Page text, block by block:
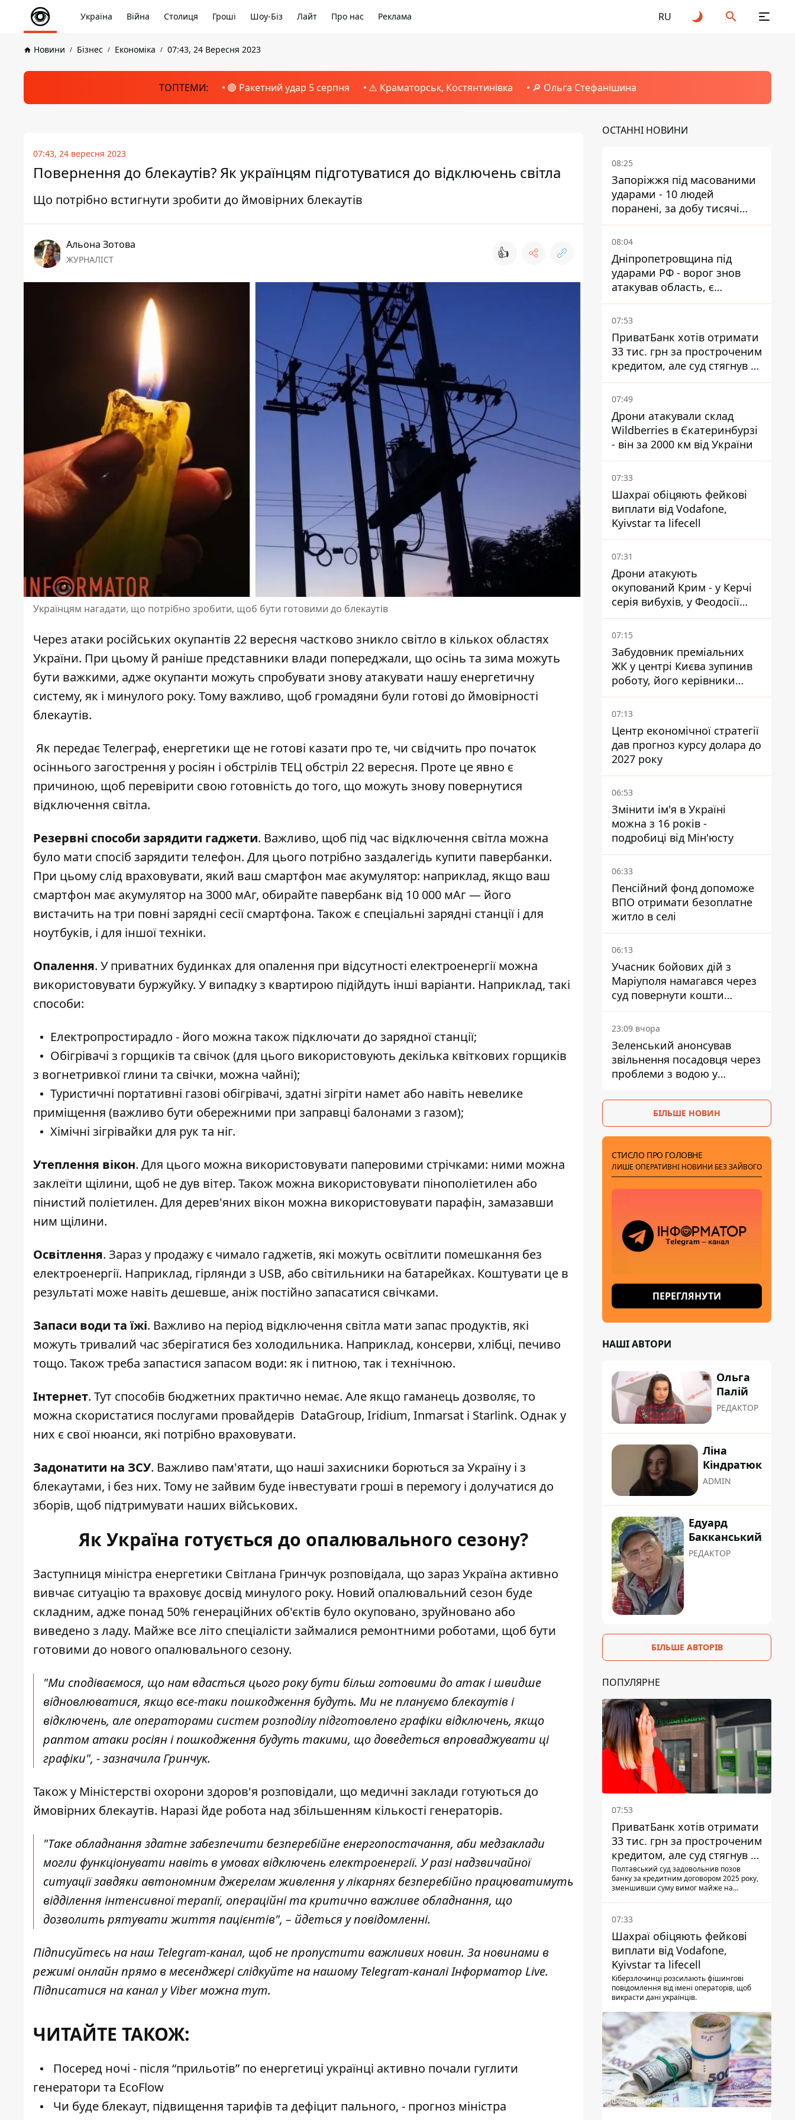
Україна Війна Столиця Гроші Шоу-Біз Лайт Про нас Реклама RU
Новини Бізнес Економіка 07:43, 24 Вересня 2023
ТОПТЕМИ: 🔴 Ракетний удар 5 серпня ⚠️ Краматорськ, Костянтинівка 🔎 Ольга Стефанішина
07:43, 24 вересня 2023
Повернення до блекаутів? Як українцям підготуватися до відключень світла
Що потрібно встигнути зробити до ймовірних блекаутів
Альона Зотова
ЖУРНАЛІСТ 👍
Українцям нагадати, що потрібно зробити, щоб бути готовими до блекаутів
Через атаки російських окупантів 22 вересня частково зникло світло в кількох областях
України. При цьому й раніше представники влади попереджали, що осінь та зима можуть
бути важкими, адже окупанти можуть спробувати знову атакувати нашу енергетичну
систему, як і минулого року. Тому важливо, щоб громадяни були готові до ймовірності
блекаутів.
Як передає Телеграф, енергетики ще не готові казати про те, чи свідчить про початок
осіннього загострення у росіян і обстрілів ТЕЦ обстріл 22 вересня. Проте це явно є
причиною, щоб перевірити свою готовність до того, що можуть знову повернутися
відключення світла.
Резервні способи зарядити гаджети. Важливо, щоб під час відключення світла можна
було мати спосіб зарядити телефон. Для цього потрібно заздалегідь купити павербанки.
При цьому слід враховувати, який ваш смартфон має акумулятор: наприклад, якщо ваш
смартфон має акумулятор на 3000 мАг, обирайте павербанк від 10 000 мАг — його
вистачить на три повні зарядні сесії смартфона. Також є спеціальні зарядні станції і для
ноутбуків, і для іншої техніки.
Опалення. У приватних будинках для опалення при відсутності електроенергії можна
використовувати буржуйку. У випадку з квартирою підійдуть інші варіанти. Наприклад, такі
способи:
Електропростирадло - його можна також підключати до зарядної станції;
Обігрівачі з горщиків та свічок (для цього використовують декілька квіткових горщиків
з вогнетривкої глини та свічки, можна чайні);
Туристичні портативні газові обігрівачі, здатні зігріти намет або навіть невелике
приміщення (важливо бути обережними при заправці балонами з газом);
Хімічні зігрівайки для рук та ніг.
Утеплення вікон. Для цього можна використовувати паперовими стрічками: ними можна
заклеїти щілини, щоб не дув вітер. Також можна використовувати пінополіетилен або
пінистий поліетилен. Для дерев'яних вікон можна використовувати парафін, замазавши
ним щілини.
Освітлення. Зараз у продажу є чимало гаджетів, які можуть освітлити помешкання без
електроенергії. Наприклад, гірлянди з USB, або світильники на батарейках. Коштувати це в
результаті може навіть дешевше, аніж постійно запасатися свічками.
Запаси води та їжі. Важливо на період відключення світла мати запас продуктів, які
можуть тривалий час зберігатися без холодильника. Наприклад, консерви, хлібці, печиво
тощо. Також треба запастися запасом води: як і питною, так і технічною.
Інтернет. Тут способів бюджетних практично немає. Але якщо гаманець дозволяє, то
можна скористатися послугами провайдерів DataGroup, Iridium, Inmarsat і Starlink. Однак у
них є свої нюанси, які потрібно враховувати.
Задонатити на ЗСУ. Важливо пам'ятати, що наші захисники борються за Україну і з
блекаутами, і без них. Тому не зайвим буде інвестувати гроші в перемогу і долучатися до
зборів, щоб підтримувати наших військових.
Як Україна готується до опалювального сезону?
Заступниця міністра енергетики Світлана Гринчук розповідала, що зараз Україна активно
вивчає ситуацію та враховує досвід минулого року. Новий опалювальний сезон буде
складним, адже понад 50% генераційних об'єктів було окуповано, зруйновано або
виведено з ладу. Майже все літо спеціалісти займалися ремонтними роботами, щоб бути
готовими до нового опалювального сезону.
"Ми сподіваємося, що нам вдасться цього року бути більш готовими до атак і швидше
відновлюватися, якщо все-таки пошкодження будуть. Ми не плануємо блекаутів і
відключень, але операторами систем розподілу підготовлено графіки відключень, якщо
раптом атаки росіян і пошкодження будуть такими, що доведеться впроваджувати ці
графіки", - зазначила Гринчук.
Також у Міністерстві охорони здоров'я розповідали, що медичні заклади готуються до
ймовірних блекаутів. Наразі йде робота над збільшенням кількості генераторів.
"Таке обладнання здатне забезпечити безперебійне енергопостачання, аби медзаклади
могли функціонувати навіть в умовах відключень електроенергії. У разі надзвичайної
ситуації завдяки автономним джерелам живлення у лікарнях безперебійно працюватимуть
відділення інтенсивної терапії, операційні та критично важливе обладнання, що
дозволить рятувати життя пацієнтів", – йдеться у повідомленні.
Підписуйтесь на наш Telegram-канал, щоб не пропустити важливих новин. За новинами в
режимі онлайн прямо в месенджері слідкуйте на нашому Telegram-каналіІнформатор Live.
Підписатися на канал у Viber можнатут.
ЧИТАЙТЕ ТАКОЖ:
Посеред ночі - після “прильотів” по енергетиці українці активно почали гуглити
генератори та EcoFlow
Чи буде блекаут, підвищення тарифів та дефіцит пального, - прогноз міністра
ОСТАННІ НОВИНИ
08:25
Запоріжжя під масованими
ударами - 10 людей
поранені, за добу тисячі
атак
08:04
Дніпропетровщина під
ударами РФ - ворог знов
атакував область, є
руйнування та пожежі
07:53
ПриватБанк хотів отримати
33 тис. грн за простроченим
кредитом, але суд стягнув з
боржниці лише 22 тис. грн
07:49
Дрони атакували склад
Wildberries в Єкатеринбурзі
- він за 2000 км від України
07:33
Шахраї обіцяють фейкові
виплати від Vodafone,
Kyivstar та lifecell
07:31
Дрони атакують
окупований Крим - у Керчі
серія вибухів, у Феодосії
пожежа
07:15
Забудовник преміальних
ЖК у центрі Києва зупинив
роботу, його керівники
втекли з України - Bihus.info
07:13
Центр економічної стратегії
дав прогноз курсу долара до
2027 року
06:53
Змінити ім'я в Україні
можна з 16 років -
подробиці від Мін'юсту
06:33
Пенсійний фонд допоможе
ВПО отримати безоплатне
житло в селі
06:13
Учасник бойових дій з
Маріуполя намагався через
суд повернути кошти
субсидії з рахунку в
Ощадбанку - яким було
рішення
23:09 вчора
Зеленський анонсував
звільнення посадовця через
проблеми з водою у
БІЛЬШЕ НОВИН
СТИСЛО ПРО ГОЛОВНЕ
ЛИШЕ ОПЕРАТИВНІ НОВИНИ БЕЗ ЗАЙВОГО
ПЕРЕГЛЯНУТИ
НАШІ АВТОРИ
Ольга
Палій
РЕДАКТОР
Ліна
Кіндратюк
ADMIN
Едуард
Бакканський
РЕДАКТОР
БІЛЬШЕ АВТОРІВ
ПОПУЛЯРНЕ
07:53
ПриватБанк хотів отримати
33 тис. грн за простроченим
кредитом, але суд стягнув з
боржниці лише 22 тис. грн
Полтавський суд задовольнив позов
банку за кредитним договором 2025 року,
зменшивши суму вимог майже на
07:33
Шахраї обіцяють фейкові
виплати від Vodafone,
Kyivstar та lifecell
Кіберзлочинці розсилають фішингові
повідомлення від імені операторів, щоб
викрасти дані українців.